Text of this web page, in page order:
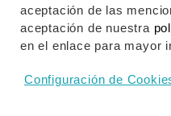
aceptación de las
aceptación de nuestra
en el enlace para mayor
Configuración de